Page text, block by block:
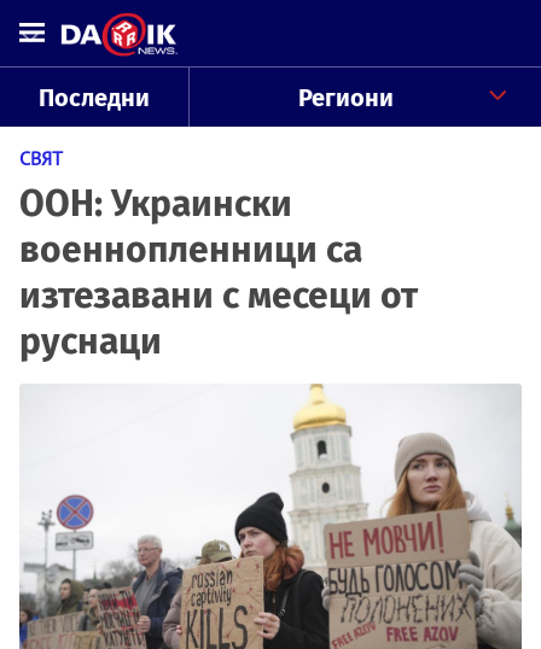
Последни Региони
СВЯТ
ООН: Украински
военнопленници са
изтезавани с месеци от
руснаци